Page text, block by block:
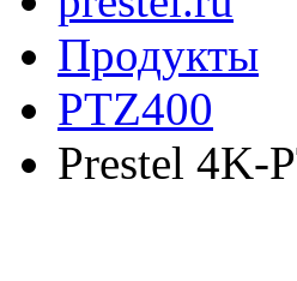
Продукты
PTZ400
Prestel 4K-